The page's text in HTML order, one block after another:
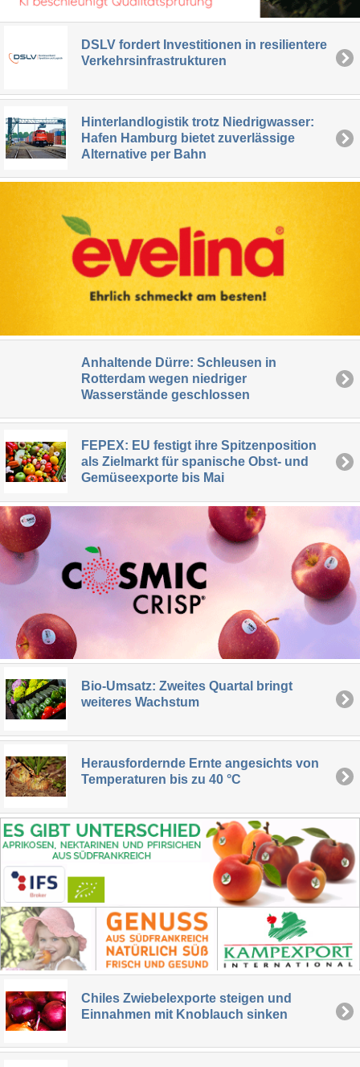
DSLV fordert Investitionen in resilientere
Verkehrsinfrastrukturen
Hinterlandlogistik trotz Niedrigwasser:
Hafen Hamburg bietet zuverlässige
Alternative per Bahn
Anhaltende Dürre: Schleusen in
Rotterdam wegen niedriger
Wasserstände geschlossen
FEPEX: EU festigt ihre Spitzenposition
als Zielmarkt für spanische Obst- und
Gemüseexporte bis Mai
Bio-Umsatz: Zweites Quartal bringt
weiteres Wachstum
Herausfordernde Ernte angesichts von
Temperaturen bis zu 40 °C
Chiles Zwiebelexporte steigen und
Einnahmen mit Knoblauch sinken